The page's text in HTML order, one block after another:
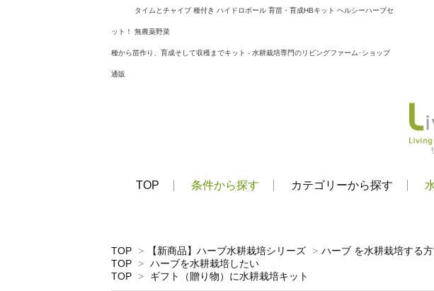
タイムとチャイブ 種付き ハイドロボール 育苗・育成HBキット ヘルシーハーブセ
ット！ 無農薬野菜
種から苗作り、育成そして収穫までキット - 水耕栽培専門のリビングファーム･ショップ
通販
TOP 条件から探す カテゴリーから探す
TOP > 【新商品】ハーブ水耕栽培シリーズ > ハーブ を水耕栽培する
TOP > ハーブを水耕栽培したい
TOP > ギフト（贈り物）に水耕栽培キット